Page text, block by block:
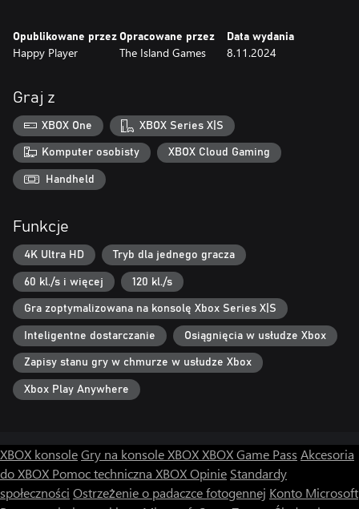
entirely new abilities. Feel free to experiment with more elemental
combinations to ultimately create the ability set you like.
-Exciting boss battles, rich in operational skills and strategies.
Experience 17 completely different boss battles. Whether in the
main story or side stories, you can enjoy rich and exciting boss
challenges. Each boss battle has its own story and unique combat
mechanisms.
Opublikowane przez
Happy Player
Opracowane przez
The Island Games
Data wydania
8.11.2024
Graj z
XBOX One XBOX Series X|S
Komputer osobisty XBOX Cloud Gaming
Handheld
Funkcje
4K Ultra HD Tryb dla jednego gracza
60 kl./s i więcej 120 kl./s
Gra zoptymalizowana na konsolę Xbox Series X|S
Inteligentne dostarczanie Osiągnięcia w usłudze Xbox
Zapisy stanu gry w chmurze w usłudze Xbox
Xbox Play Anywhere
XBOX konsoleGry na konsole XBOXXBOX Game Pass Akcesoria
do XBOX Pomoc techniczna XBOXOpinie Standardy
społeczności Ostrzeżenie o padaczce fotogennej Konto Microsoft